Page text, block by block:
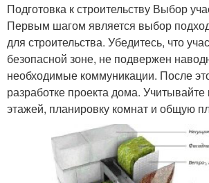
Подготовка к строительству Выбор
Первым шагом является выбор
для строительства. Убедитесь, что
безопасной зоне, не подвержен
необходимые коммуникации. После
разработке проекта дома. Учитывайте
этажей, планировку комнат и общую